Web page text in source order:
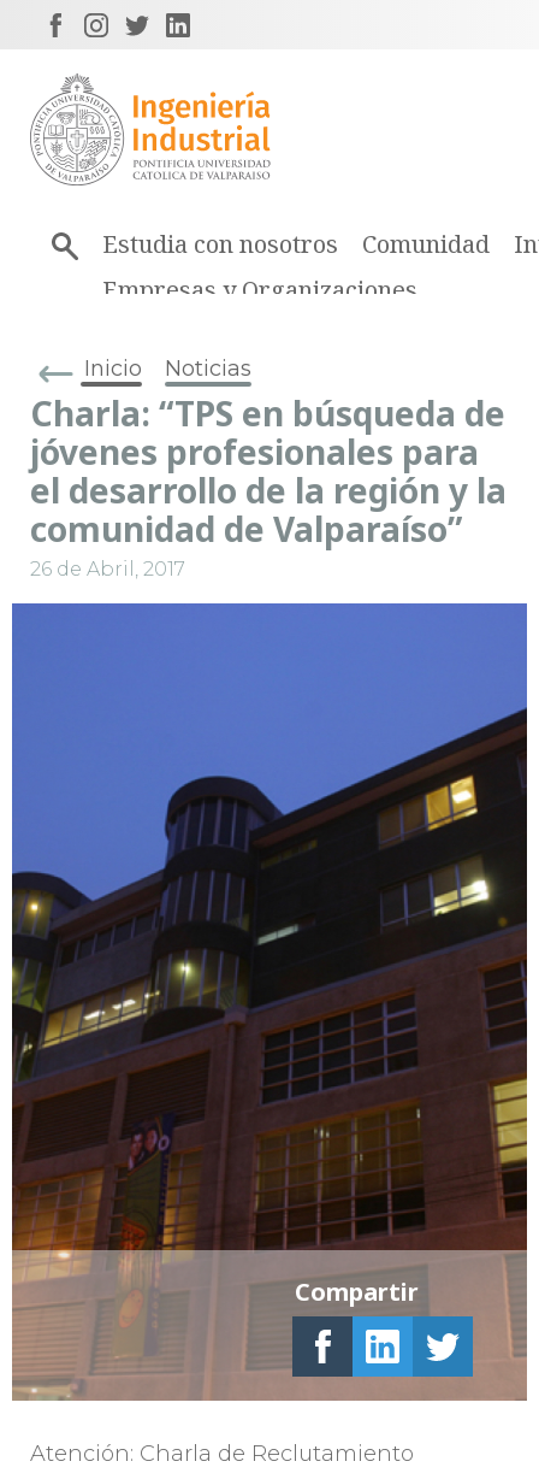
Estudia con nosotros Comunidad
Empresas y Organizaciones
Inicio Noticias
Charla: “TPS en búsqueda de
jóvenes profesionales para
el desarrollo de la región y la
comunidad de Valparaíso”
26 de Abril, 2017
Atención: Charla de Reclutamiento
Compartir